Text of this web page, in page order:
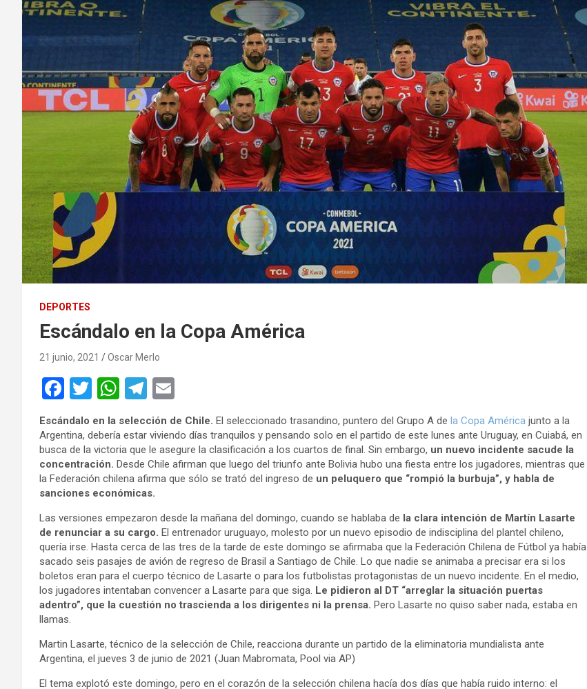
DEPORTES
Escándalo en la Copa América
21 junio, 2021 Oscar Merlo
F
a
ce
b
o
o
k
T
wi
tt
er
W
at
s
A
p
p
T
el
e
gr
a
m
m
ail
Escándalo en la selección de Chile. El seleccionado trasandino, puntero del Grupo A de la Copa América junto a la
Argentina, debería estar viviendo días tranquilos y pensando solo en el partido de este lunes ante Uruguay, en Cuiabá, en
busca de la victoria que le asegure la clasificación a los cuartos de final. Sin embargo, un nuevo incidente sacude la
concentración. Desde Chile afirman que luego del triunfo ante Bolivia hubo una fiesta entre los jugadores, mientras que
la Federación chilena afirma que sólo se trató del ingreso de un peluquero que “rompió la burbuja”, y habla de
sanciones económicas.
Las versiones empezaron desde la mañana del domingo, cuando se hablaba de la clara intención de Martín Lasarte
de renunciar a su cargo. El entrenador uruguayo, molesto por un nuevo episodio de indisciplina del plantel chileno,
quería irse. Hasta cerca de las tres de la tarde de este domingo se afirmaba que la Federación Chilena de Fútbol ya había
sacado seis pasajes de avión de regreso de Brasil a Santiago de Chile. Lo que nadie se animaba a precisar era si los
boletos eran para el cuerpo técnico de Lasarte o para los futbolistas protagonistas de un nuevo incidente. En el medio,
los jugadores intentaban convencer a Lasarte para que siga. Le pidieron al DT “arreglar la situación puertas
adentro”, que la cuestión no trascienda a los dirigentes ni la prensa. Pero Lasarte no quiso saber nada, estaba en
llamas.
Martin Lasarte, técnico de la selección de Chile, reacciona durante un partido de la eliminatoria mundialista ante
Argentina, el jueves 3 de junio de 2021 (Juan Mabromata, Pool via AP)
El tema explotó este domingo, pero en el corazón de la selección chilena hacía dos días que había ruido interno: el